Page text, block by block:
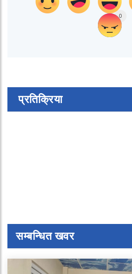
0
प्रतिक्रिया
सम्बन्धित खवर